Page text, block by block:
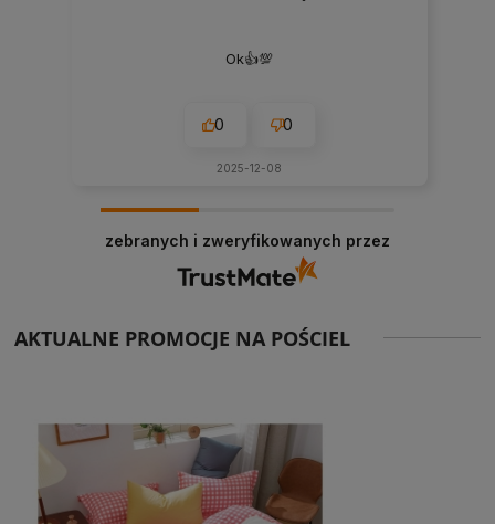
Ok👍️💯
0 0
2025-12-08
zebranych i zweryfikowanych przez
AKTUALNE PROMOCJE NA POŚCIEL